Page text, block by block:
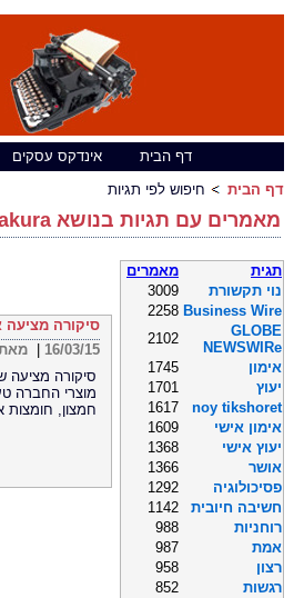
דף הבית אינדקס עסקים
דף הבית
חיפוש לפי תגיות
מאמרים עם תגיות בנושא seakura
סיקורה מציעה
16/03/15
סיקורה מציעה
מוצרי החברה
חמצון, חומצות
תגית
מאמרים
נוי תקשורת
3009
Business Wire
2258
GLOBE
NEWSWIRe
2102
אימון
1745
יעוץ
1701
noy tikshoret
1617
אימון אישי
1609
יעוץ אישי
1368
אושר
1366
פסיכולוגיה
1292
חשיבה חיובית
1142
רוחניות
988
אמת
987
רצון
958
רגשות
852